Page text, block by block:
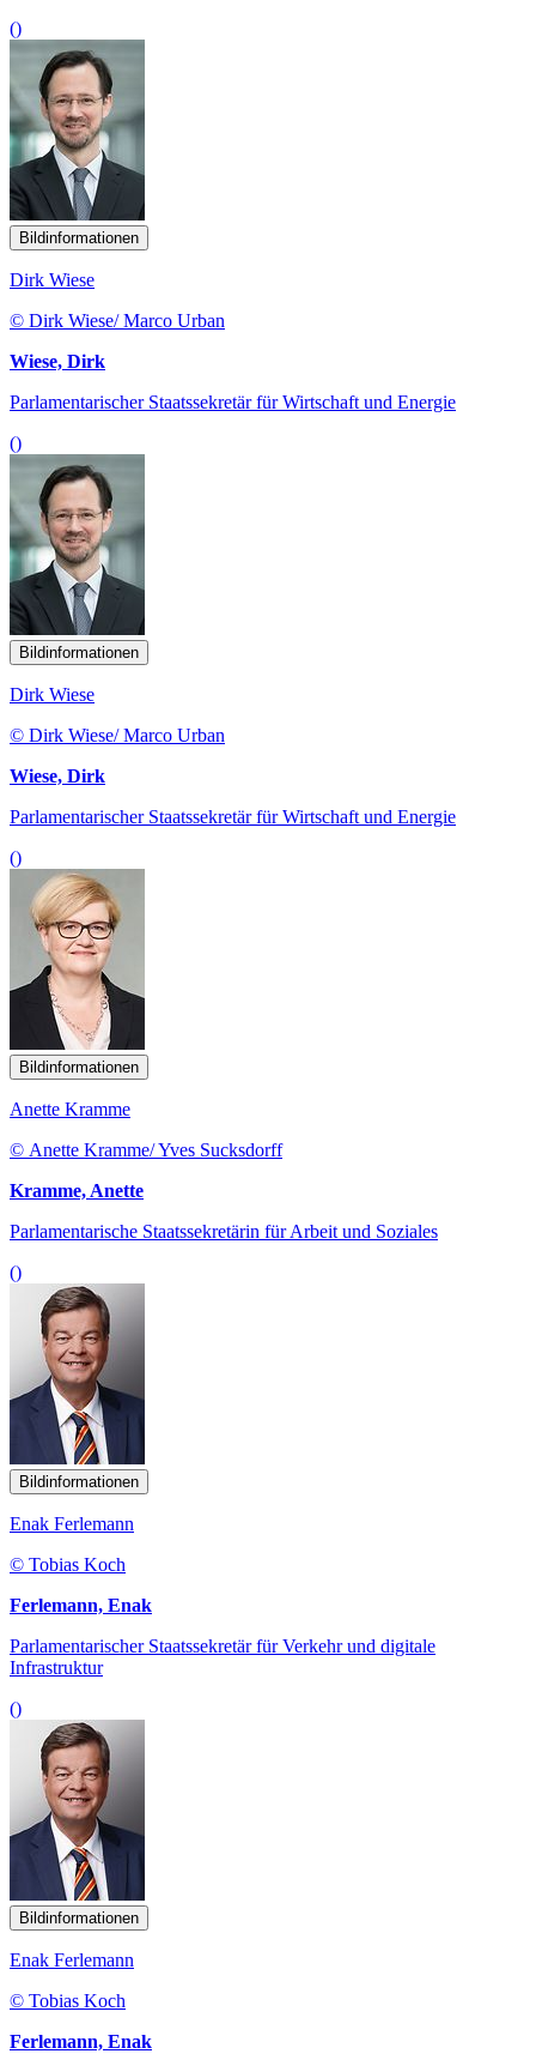
()
Bildinformationen
Dirk Wiese
© Dirk Wiese/ Marco Urban
Wiese, Dirk
Parlamentarischer Staatssekretär für Wirtschaft und Energie
()
Bildinformationen
Dirk Wiese
© Dirk Wiese/ Marco Urban
Wiese, Dirk
Parlamentarischer Staatssekretär für Wirtschaft und Energie
()
Bildinformationen
Anette Kramme
© Anette Kramme/ Yves Sucksdorff
Kramme, Anette
Parlamentarische Staatssekretärin für Arbeit und Soziales
()
Bildinformationen
Enak Ferlemann
© Tobias Koch
Ferlemann, Enak
Parlamentarischer Staatssekretär für Verkehr und digitale
Infrastruktur
()
Bildinformationen
Enak Ferlemann
© Tobias Koch
Ferlemann, Enak